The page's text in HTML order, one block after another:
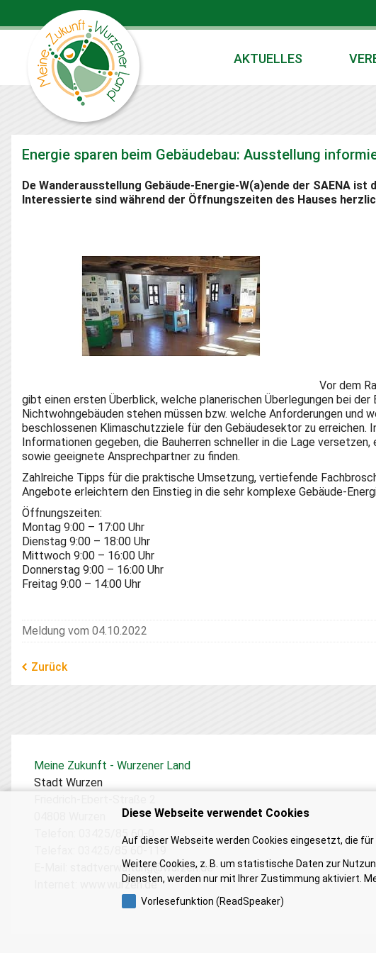
AKTUELLES
Energie sparen beim Gebäudebau: Ausstellung
De Wanderausstellung Gebäude-Energie-W(a)ende der SAENA
Interessierte sind während der Öffnungszeiten des Hauses
Vor dem
gibt einen ersten Überblick, welche planerischen Überlegungen bei der
Nichtwohngebäuden stehen müssen bzw. welche Anforderungen und
beschlossenen Klimaschutzziele für den Gebäudesektor zu erreichen.
Informationen gegeben, die Bauherren schneller in die Lage
sowie geeignete Ansprechpartner zu finden.
Zahlreiche Tipps für die praktische Umsetzung, vertiefende
Angebote erleichtern den Einstieg in die sehr komplexe Gebäude-
Öffnungszeiten:
Montag 9:00 – 17:00 Uhr
Dienstag 9:00 – 18:00 Uhr
Mittwoch 9:00 – 16:00 Uhr
Donnerstag 9:00 – 16:00 Uhr
Freitag 9:00 – 14:00 Uhr
Meldung vom 04.10.2022
Zurück
Meine Zukunft - Wurzener Land
Stadt Wurzen
Telefon: 03425/85 60-0
stadtverwaltung@wurzen.de
www.wurzen.de
Diese Webseite verwendet Cookies
Auf dieser Webseite werden Cookies eingesetzt, die
Weitere Cookies, z. B. um statistische Daten zur
Diensten, werden nur mit Ihrer Zustimmung aktiviert.
Vorlesefunktion (ReadSpeaker)